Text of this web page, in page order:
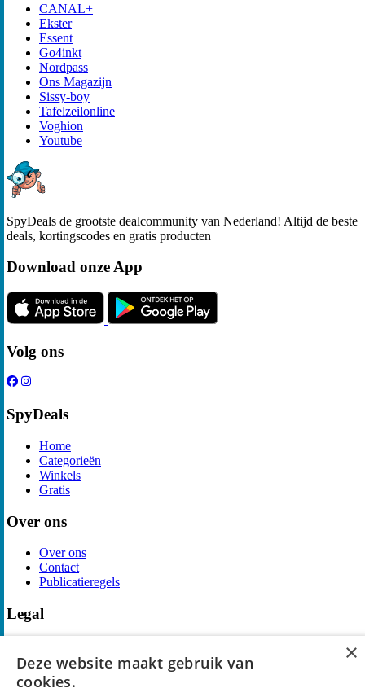
CANAL+
Ekster
Essent
Go4inkt
Nordpass
Ons Magazijn
Sissy-boy
Tafelzeilonline
Voghion
Youtube
SpyDeals de grootste dealcommunity van Nederland! Altijd de beste
deals, kortingscodes en gratis producten
Download onze App
Volg ons
SpyDeals
Home
Categorieën
Winkels
Gratis
Over ons
Over ons
Contact
Publicatieregels
Legal
Cookieverklaring
Algemene Voorwaarden
Disclaimer
×
Deze website maakt gebruik van
cookies.